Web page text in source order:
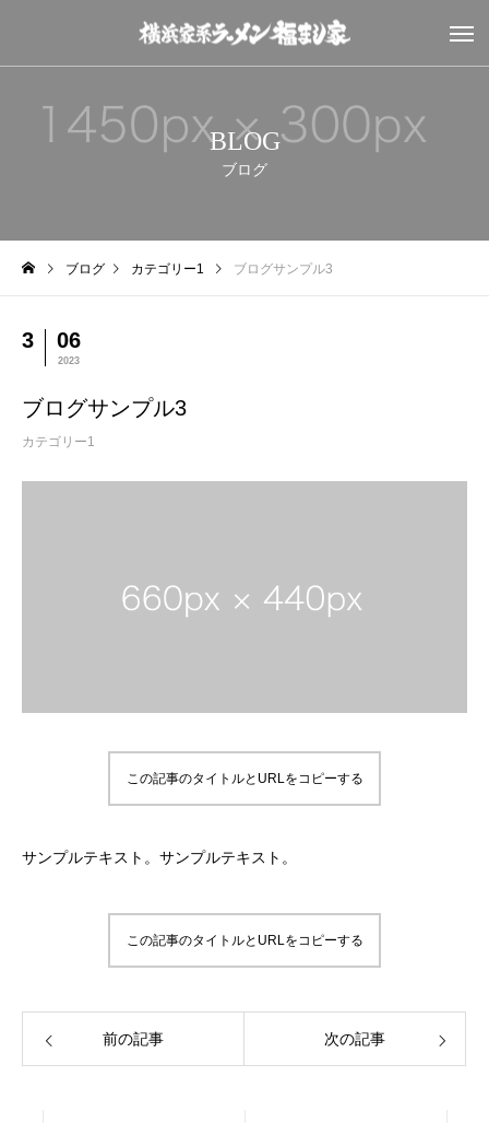
BLOG
ブログ
ブログ カテゴリー1 ブログサンプル3
3 06
2023
ブログサンプル3
カテゴリー1
この記事のタイトルとURLをコピーする
サンプルテキスト。サンプルテキスト。
この記事のタイトルとURLをコピーする
前の記事 次の記事